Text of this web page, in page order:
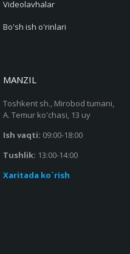
Videolavhalar
Bo'sh ish o'rinlari
MANZIL
Toshkent sh., Mirobod tumani,
A. Temur ko'chasi, 13 uy
Ish vaqti: 09:00-18:00
Tushlik: 13:00-14:00
Xaritada ko`rish